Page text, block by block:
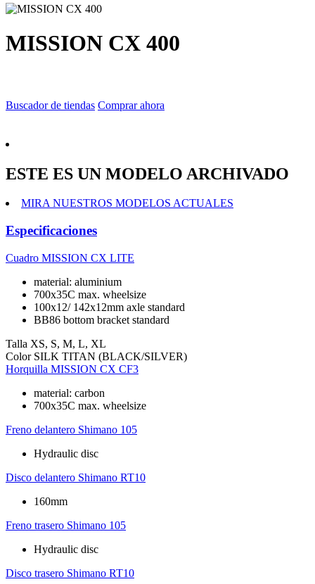
MISSION CX 400
Buscador de tiendas Comprar ahora
ESTE ES UN MODELO ARCHIVADO
MIRA NUESTROS MODELOS ACTUALES
Especificaciones
Cuadro MISSION CX LITE
material: aluminium
700x35C max. wheelsize
100x12/ 142x12mm axle standard
BB86 bottom bracket standard
Talla XS, S, M, L, XL
Color SILK TITAN (BLACK/SILVER)
Horquilla MISSION CX CF3
material: carbon
700x35C max. wheelsize
Freno delantero Shimano 105
Hydraulic disc
Disco delantero Shimano RT10
160mm
Freno trasero Shimano 105
Hydraulic disc
Disco trasero Shimano RT10